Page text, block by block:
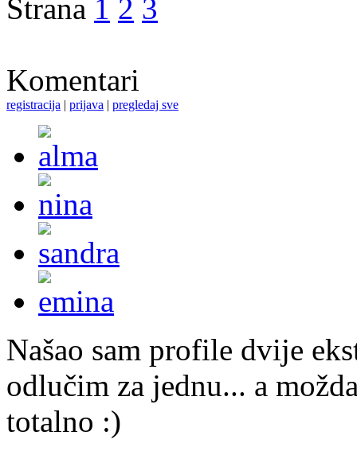
Strana 1 2 3
Komentari
registracija | prijava | pregledaj sve
Našao sam profile dvije
odlučim za jednu... a
totalno :)